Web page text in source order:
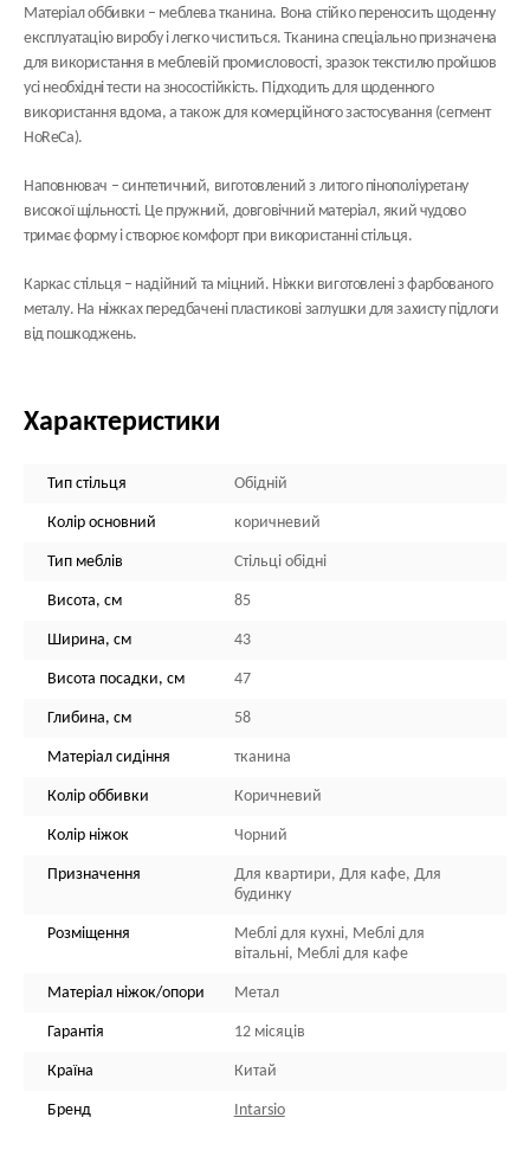
Матеріал оббивки – меблева тканина. Вона стійко переносить щоденну
експлуатацію виробу і легко чиститься. Тканина спеціально призначена
для використання в меблевій промисловості, зразок текстилю пройшов
усі необхідні тести на зносостійкість. Підходить для щоденного
використання вдома, а також для комерційного застосування (сегмент
HoReCa).
Наповнювач – синтетичний, виготовлений з литого пінополіуретану
високої щільності. Це пружний, довговічний матеріал, який чудово
тримає форму і створює комфорт при використанні стільця.
Каркас стільця – надійний та міцний. Ніжки виготовлені з фарбованого
металу. На ніжках передбачені пластикові заглушки для захисту підлоги
від пошкоджень.
Характеристики
Тип стільця Обідній
Колір основний коричневий
Тип меблів Стільці обідні
Висота, см 85
Ширина, см 43
Висота посадки, см 47
Глибина, см 58
Матеріал сидіння тканина
Колір оббивки Коричневий
Колір ніжок Чорний
Призначення
Для квартири, Для кафе, Для
будинку
Розміщення
Меблі для кухні, Меблі для
вітальні, Меблі для кафе
Матеріал ніжок/опори Метал
Гарантія 12 місяців
Країна Китай
Бренд Intarsio